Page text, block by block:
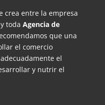
crea entre la empresa
toda Agencia de
que una
el comercio
el
y nutrir el